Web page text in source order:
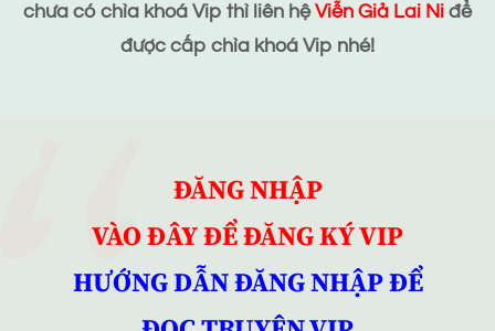
chưa có chìa khoá Vip thì liên hệViễn Giả Lai Ni để
được cấp chìa khoá Vip nhé!
ĐĂNG NHẬP
VÀO ĐÂY ĐỂ ĐĂNG KÝ VIP
HƯỚNG DẪN ĐĂNG NHẬP ĐỂ